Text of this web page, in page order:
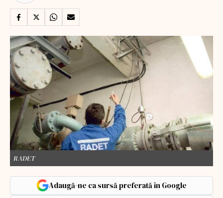
RADET
Adaugă-ne ca sursă preferată în Google